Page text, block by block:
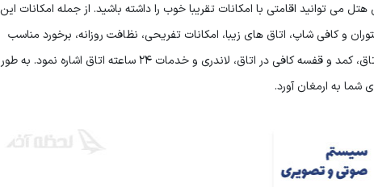
می توانید اقامتی با امکانات تقریبا خوب را داشته باشید. از جمله امکانات این
و کافی شاپ، اتاق های زیبا، امکانات تفریحی، نظافت روزانه، برخورد مناسب
پرسنل، حمل بار، پذیرش 18 ساعته، اینترنت پر سرعت در اتاق، کمد و قفسه کافی در اتاق، لاندری و خدمات 24 ساعته اتاق اشاره نمود. به طور
شما به ارمغان آورد.